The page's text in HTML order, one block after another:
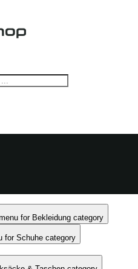
for Bekleidung category
for Schuhe category